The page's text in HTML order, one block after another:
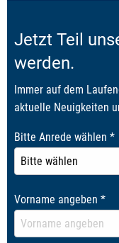
Jetzt Teil
werden.
Immer auf dem
aktuelle Neuigkeiten
Bitte Anrede wählen *
Vorname angeben *